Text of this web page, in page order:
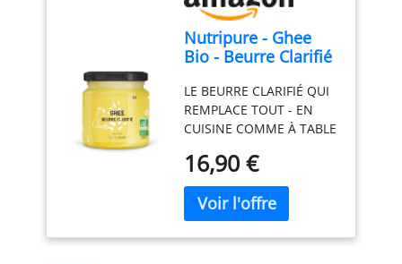
Nutripure - Ghee
Bio - Beurre Clarifié
Caséine - 300 g
LE BEURRE CLARIFIÉ QUI
REMPLACE TOUT - EN
CUISINE COMME À TABLE
purifié par clarification
lente - il ne reste que la
matière grasse pure,
avec son goût
naturellement noisetté.
16,90 €